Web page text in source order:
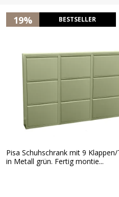
19% BESTSELLER
Pisa Schuhschrank mit 9
in Metall grün. Fertig montie...